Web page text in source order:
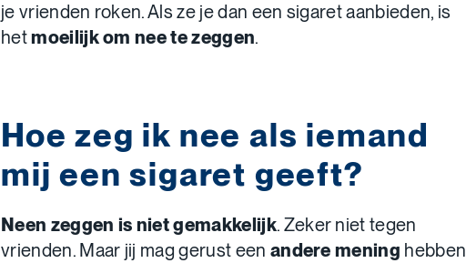
je vrienden roken. Als ze je dan een sigaret aanbieden, is
hetmoeilijk om nee te zeggen.
Hoe zeg ik nee als iemand
mij een sigaret geeft?
Neen zeggen is niet gemakkelijk. Zeker niet tegen
vrienden. Maar jij mag gerust een andere mening hebben